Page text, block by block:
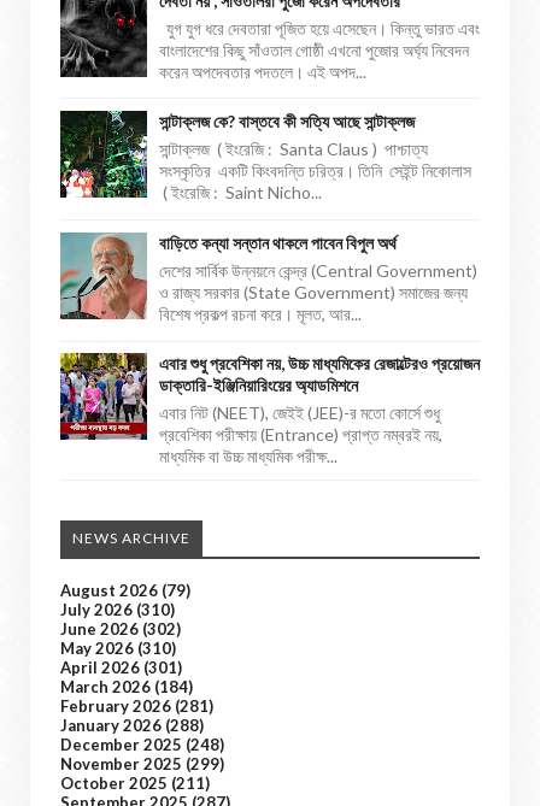
যুগ যুগ ধরে দেবতারা পূজিত হয়ে এসেছেন। কিন্তু ভারত এবং
বাংলাদেশের কিছু সাঁওতাল গোষ্ঠী এখনো পুজোর অর্ঘ্য নিবেদন
করেন অপদেবতার পদতলে। এই অপদ...
সান্টাক্লজ কে? বাস্তবে কী সত্যি আছে সান্টাক্লজ
সান্টাক্লজ ( ইংরেজি : Santa Claus ) পাশ্চাত্য
সংস্কৃতির একটি কিংবদন্তি চরিত্র। তিনি সেইন্ট নিকোলাস
( ইংরেজি : Saint Nicho...
বাড়িতে কন্যা সন্তান থাকলে পাবেন বিপুল অর্থ
দেশের সার্বিক উন্নয়নে কেন্দ্র (Central Government)
ও রাজ্য সরকার (State Government) সমাজের জন্য
বিশেষ প্রকল্প রচনা করে। মূলত, আর...
এবার শুধু প্রবেশিকা নয়, উচ্চ মাধ্যমিকের রেজাল্টেরও প্রয়োজন
ডাক্তারি-ইঞ্জিনিয়ারিংয়ের অ্যাডমিশনে
এবার নিট (NEET), জেইই (JEE)-র মতো কোর্সে শুধু
প্রবেশিকা পরীক্ষায় (Entrance) প্রাপ্ত নম্বরই নয়,
মাধ্যমিক বা উচ্চ মাধ্যমিক পরীক্ষ...
NEWS ARCHIVE
August 2026 (79)
July 2026 (310)
June 2026 (302)
May 2026 (310)
April 2026 (301)
March 2026 (184)
February 2026 (281)
January 2026 (288)
December 2025 (248)
November 2025 (299)
October 2025 (211)